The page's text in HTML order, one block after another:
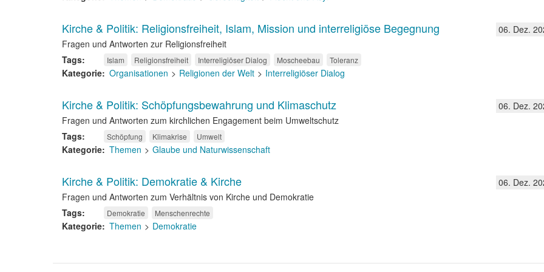
06. Dez.
Kirche & Politik: Religionsfreiheit, Islam, Mission und interreligiöse Begegnung
Fragen und Antworten zur Religionsfreiheit
Tags
Islam Religionsfreiheit Interreligiöser Dialog Moscheebau Toleranz
Kategorie Organisationen Religionen der Welt Interreligiöser Dialog
06. Dez.
Kirche & Politik: Schöpfungsbewahrung und Klimaschutz
Fragen und Antworten zum kirchlichen Engagement beim Umweltschutz
Tags
Schöpfung Klimakrise Umwelt
Kategorie Themen Glaube und Naturwissenschaft
06. Dez.
Kirche & Politik: Demokratie & Kirche
Fragen und Antworten zum Verhältnis von Kirche und Demokratie
Tags
Demokratie Menschenrechte
Kategorie Themen Demokratie